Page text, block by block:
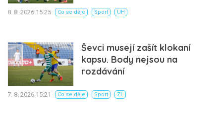
8. 8. 2026 15:25 Co se děje Sport UH
Ševci musejí zašít klokaní
kapsu. Body nejsou na
rozdávání
7. 8. 2026 15:21 Co se děje Sport ZL